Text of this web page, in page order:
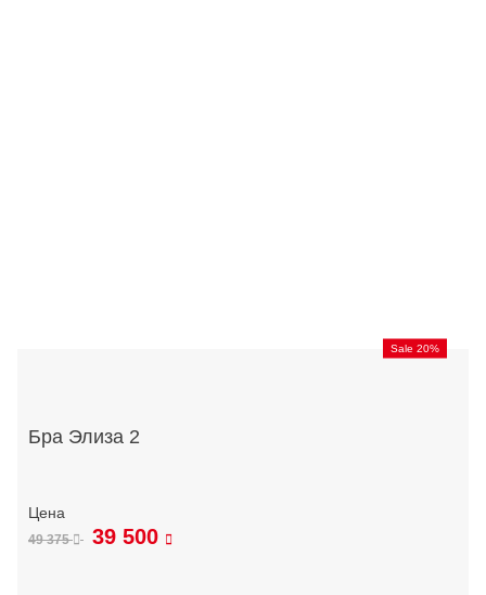
Sale 20%
Бра Элиза 2
49 375 39 500